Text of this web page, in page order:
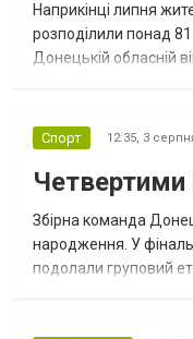
Наприкінці липня
розподілили понад 81
Донецькій обласній
Спорт 12:35, 3
Четвертими
Збірна команда
народження. У
подолали груповий